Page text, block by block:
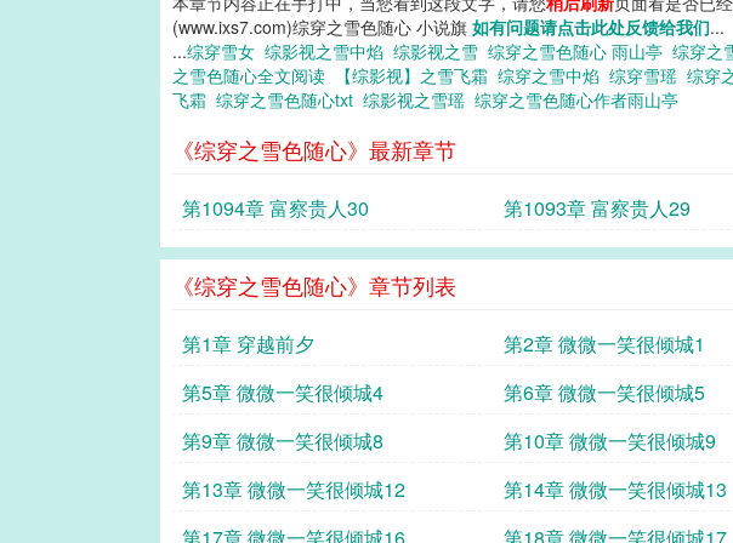
(www.ixs7.com)综穿之雪色随心 小说旗 如有问题请点击此处反馈给我们...
...综穿雪女 综影视之雪中焰 综影视之雪 综穿之雪色随心 雨山亭 综穿之
之雪色随心全文阅读
【综影视】之雪飞霜 综穿之雪中焰 综穿雪瑶 综穿
飞霜 综穿之雪色随心txt 综影视之雪瑶 综穿之雪色随心作者雨山亭
《综穿之雪色随心》最新章节
第1094章 富察贵人30 第1093章 富察贵人29
《综穿之雪色随心》章节列表
第1章 穿越前夕 第2章 微微一笑很倾城1
第5章 微微一笑很倾城4
第6章 微微一笑很倾城5
第9章 微微一笑很倾城8
第10章 微微一笑很倾城9
第13章 微微一笑很倾城12
第14章 微微一笑很倾城13